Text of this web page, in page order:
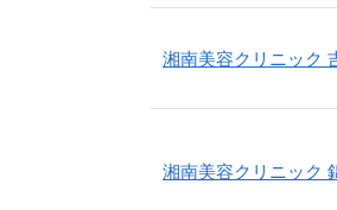
湘南美容クリニック
湘南美容クリニック